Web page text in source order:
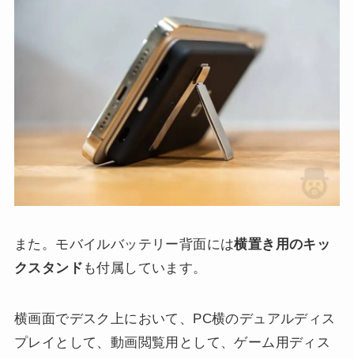
また。モバイルバッテリー背面には横置き用のキッ
クスタンド も付属しています。
横画面でデスク上において、PC横のデュアルディス
プレイとして、動画閲覧用として、ゲーム用ディス